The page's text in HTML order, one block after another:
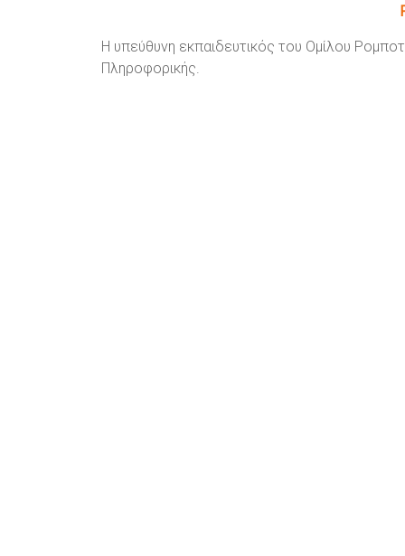
Η υπεύθυνη εκπαιδευτικός του Ομίλου
Πληροφορικής.